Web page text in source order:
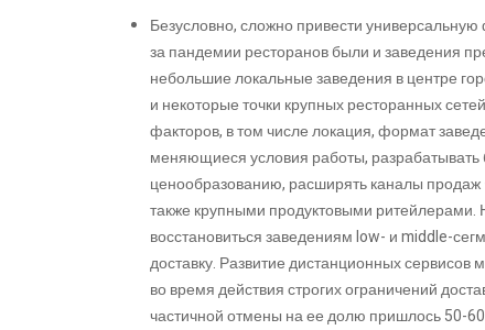
Безусловно, сложно привести
за пандемии ресторанов были и заведения
небольшие локальные заведения в центре
и некоторые точки крупных ресторанных
факторов, в том числе локация, формат
меняющиеся условия работы,
ценообразованию, расширять каналы продаж
также крупными продуктовыми ритейлерами.
восстановиться заведениям low- и middle-
доставку. Развитие дистанционных
во время действия строгих ограничений
частичной отмены на ее долю пришлось 50-